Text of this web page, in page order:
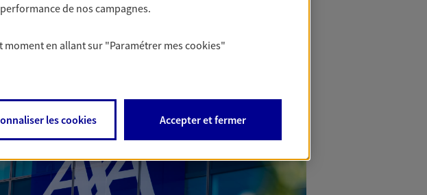
de nos campagnes.
moment en allant sur "Paramétrer mescookies"
les cookies Accepter et fermer